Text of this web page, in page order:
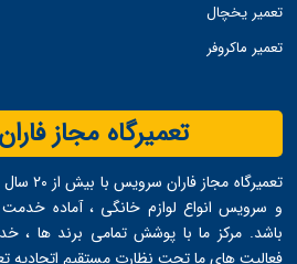
تعمیر یخچال
تعمیر ماکروفر
تعمیرگاه مجاز
و سرویس انواع لوازم خانگی ، آماده
‌باشد. مرکز ما با پوشش تمامی برند ها ،
فعالیت های ما تحت نظارت مستقیم اتحادیه